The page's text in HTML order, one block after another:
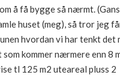
å få bygge så nærmt.
huset (meg), så tror jeg
hvordan vi har tenkt det
kommer nærmere enn 8
tl 125 m2 uteareal pluss 2